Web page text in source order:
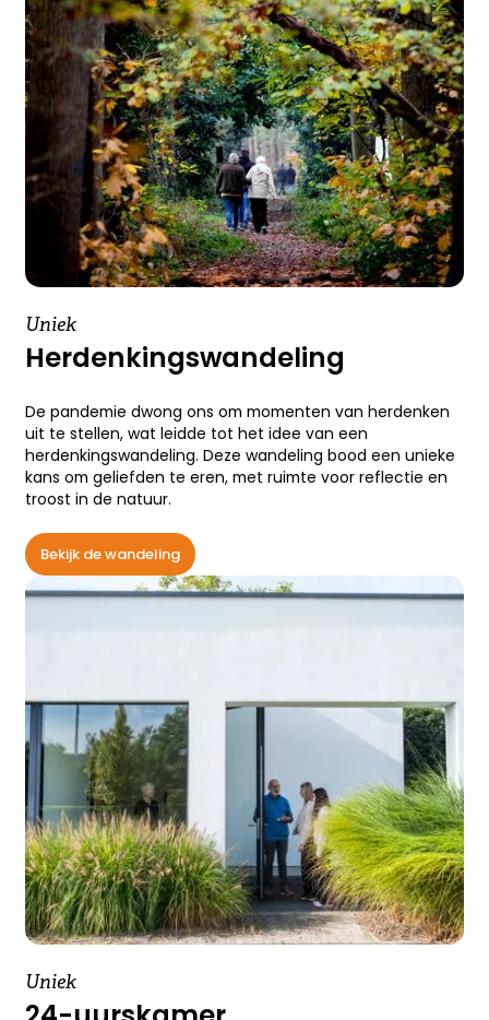
Uniek
Herdenkings­wandeling
De pandemie dwong ons om momenten van herdenken
uit te stellen, wat leidde tot het idee van een
herdenkingswandeling. Deze wandeling bood een unieke
kans om geliefden te eren, met ruimte voor reflectie en
troost in de natuur.
Bekijk de wandeling
Uniek